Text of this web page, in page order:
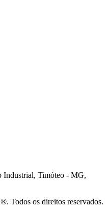
Industrial, Timóteo - MG,
Todos os direitos reservados.